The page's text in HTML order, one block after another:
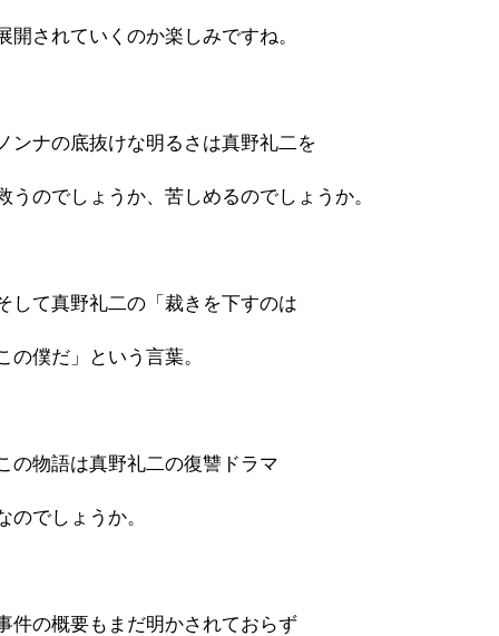
開されていくのか楽しみですね。
ンナの底抜けな明るさは真野礼二を
うのでしょうか、苦しめるのでしょうか。
して真野礼二の「裁きを下すのは
の僕だ」という言葉。
の物語は真野礼二の復讐ドラマ
のでしょうか。
件の概要もまだ明かされておらず